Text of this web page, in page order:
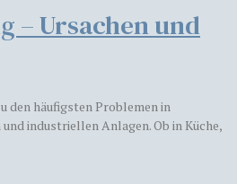
– Ursachen und
den häufigsten Problemen in
industriellen Anlagen. Ob in Küche,